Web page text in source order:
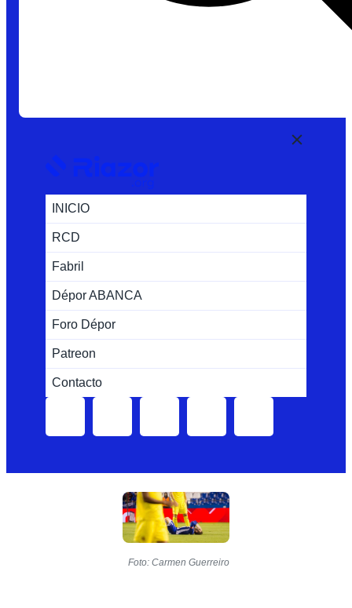
INICIO
RCD
Fabril
Dépor ABANCA
Foro Dépor
Patreon
Contacto
Foto: Carmen Guerreiro